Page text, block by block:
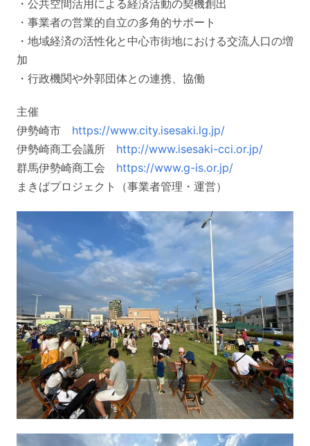
・公共空間活用による経済活動の契機創出
・事業者の営業的自立の多角的サポート
・地域経済の活性化と中心市街地における交流人口の増
加
・行政機関や外郭団体との連携、協働
主催
伊勢崎市 https://www.city.isesaki.lg.jp/
伊勢崎商工会議所 http://www.isesaki-cci.or.jp/
群馬伊勢崎商工会 https://www.g-is.or.jp/
まきばプロジェクト（事業者管理・運営）